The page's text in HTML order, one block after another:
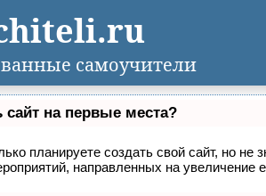
сайт на первые места?
планируете создать свой сайт, но не
направленных на увеличение
самоучители